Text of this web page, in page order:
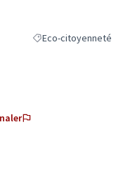
Filtrer les résultats
Eco-citoyenneté